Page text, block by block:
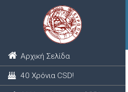
Αρχική Σελίδα
40 Χρόνια CSD!